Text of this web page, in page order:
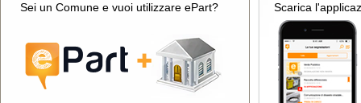
Sei un Comune e vuoi utilizzare ePart? Scarica